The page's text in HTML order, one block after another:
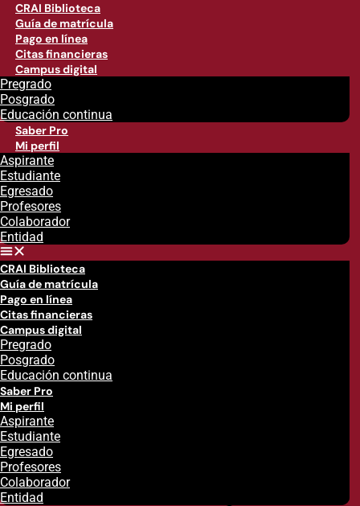
CRAI Biblioteca
Guía de matrícula
Pago en línea
Citas financieras
Campus digital
Pregrado
Posgrado
Educación continua
Saber Pro
Mi perfil
Aspirante
Estudiante
Egresado
Profesores
Colaborador
Entidad
CRAI Biblioteca
Guía de matrícula
Pago en línea
Citas financieras
Campus digital
Pregrado
Posgrado
Educación continua
Saber Pro
Mi perfil
Aspirante
Estudiante
Egresado
Profesores
Colaborador
Entidad